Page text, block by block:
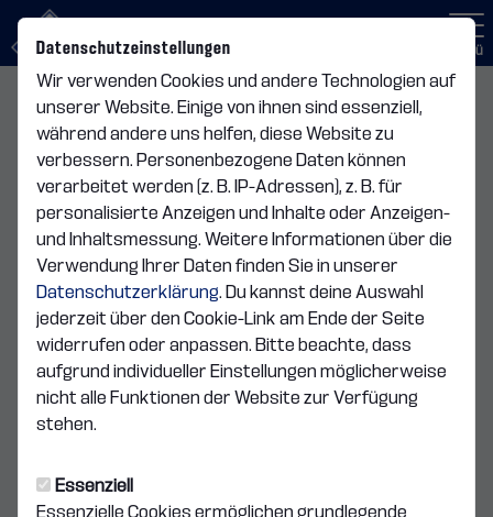
Datenschutzeinstellungen
Wir verwenden Cookies und andere Technologien auf
unserer Website. Einige von ihnen sind essenziell,
während andere uns helfen, diese Website zu
verbessern. Personenbezogene Daten können
verarbeitet werden (z. B. IP-Adressen), z. B. für
personalisierte Anzeigen und Inhalte oder Anzeigen-
und Inhaltsmessung. Weitere Informationen über die
Verwendung Ihrer Daten finden Sie in unserer
Datenschutzerklärung. Du kannst deine Auswahl
jederzeit über den Cookie-Link am Ende der Seite
widerrufen oder anpassen. Bitte beachte, dass
aufgrund individueller Einstellungen möglicherweise
nicht alle Funktionen der Website zur Verfügung
stehen.
Essenziell
Essenzielle Cookies ermöglichen grundlegende
Menü
U10
Übersicht
Funktionsteam U10